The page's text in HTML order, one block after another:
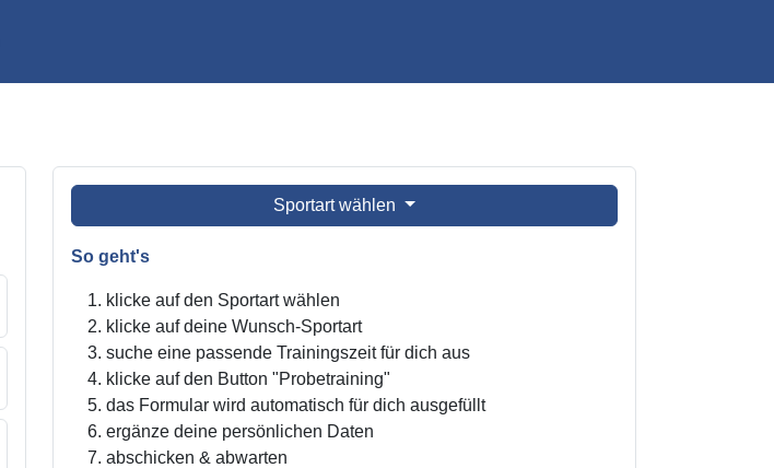
Sportart wählen
So geht's
klicke auf den Sportart wählen
klicke auf deine Wunsch-Sportart
suche eine passende Trainingszeit für dich aus
klicke auf den Button "Probetraining"
das Formular wird automatisch für dich ausgefüllt
ergänze deine persönlichen Daten
abschicken & abwarten